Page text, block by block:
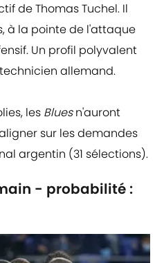
de Thomas Tuchel. Il
à la pointe de l'attaque
Un profil polyvalent
allemand.
les Bluesn'auront
sur les demandes
argentin (31 sélections).
- probabilité :